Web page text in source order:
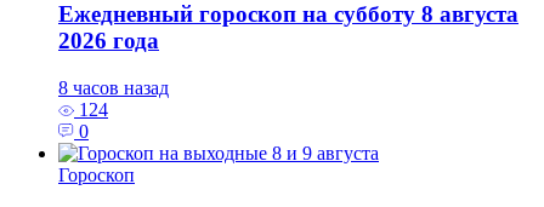
Ежедневный гороскоп на субботу 8 августа
2026 года
8 часов назад
124
0
Гороскоп